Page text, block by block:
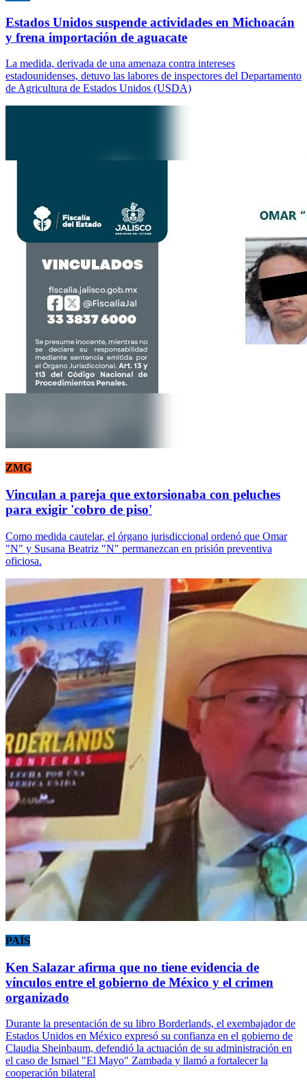
Estados Unidos suspende actividades en Michoacán
y frena importación de aguacate
La medida, derivada de una amenaza contra intereses
estadounidenses, detuvo las labores de inspectores del Departamento
de Agricultura de Estados Unidos (USDA)
ZMG
Vinculan a pareja que extorsionaba con peluches
para exigir 'cobro de piso'
Como medida cautelar, el órgano jurisdiccional ordenó que Omar
"N" y Susana Beatriz "N" permanezcan en prisión preventiva
oficiosa.
PAÍS
Ken Salazar afirma que no tiene evidencia de
vínculos entre el gobierno de México y el crimen
organizado
Durante la presentación de su libro Borderlands, el exembajador de
Estados Unidos en México expresó su confianza en el gobierno de
Claudia Sheinbaum, defendió la actuación de su administración en
el caso de Ismael "El Mayo" Zambada y llamó a fortalecer la
cooperación bilateral